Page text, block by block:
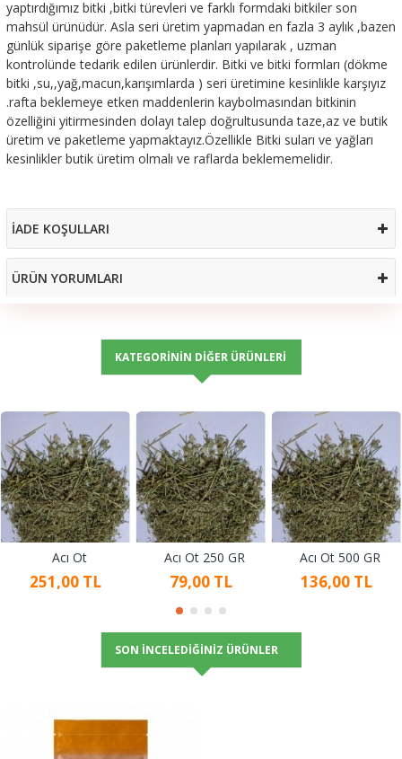
yaptırdığımız bitki ,bitki türevleri ve farklı formdaki bitkiler son
mahsül ürünüdür. Asla seri üretim yapmadan en fazla 3 aylık ,bazen
günlük siparişe göre paketleme planları yapılarak , uzman
kontrolünde tedarik edilen ürünlerdir. Bitki ve bitki formları (dökme
bitki ,su,,yağ,macun,karışımlarda ) seri üretimine kesinlikle karşıyız
.rafta beklemeye etken maddenlerin kaybolmasından bitkinin
özelliğini yitirmesinden dolayı talep doğrultusunda taze,az ve butik
üretim ve paketleme yapmaktayız.Özellikle Bitki suları ve yağları
kesinlikler butik üretim olmalı ve raflarda beklememelidir.
İADE KOŞULLARI
ÜRÜN YORUMLARI
KATEGORININ DIĞER ÜRÜNLERI
Acı Ot
251,00 TL
Acı Ot 250 GR
79,00 TL
Acı Ot 500 GR
136,00 TL
SON İNCELEDIĞINIZ ÜRÜNLER